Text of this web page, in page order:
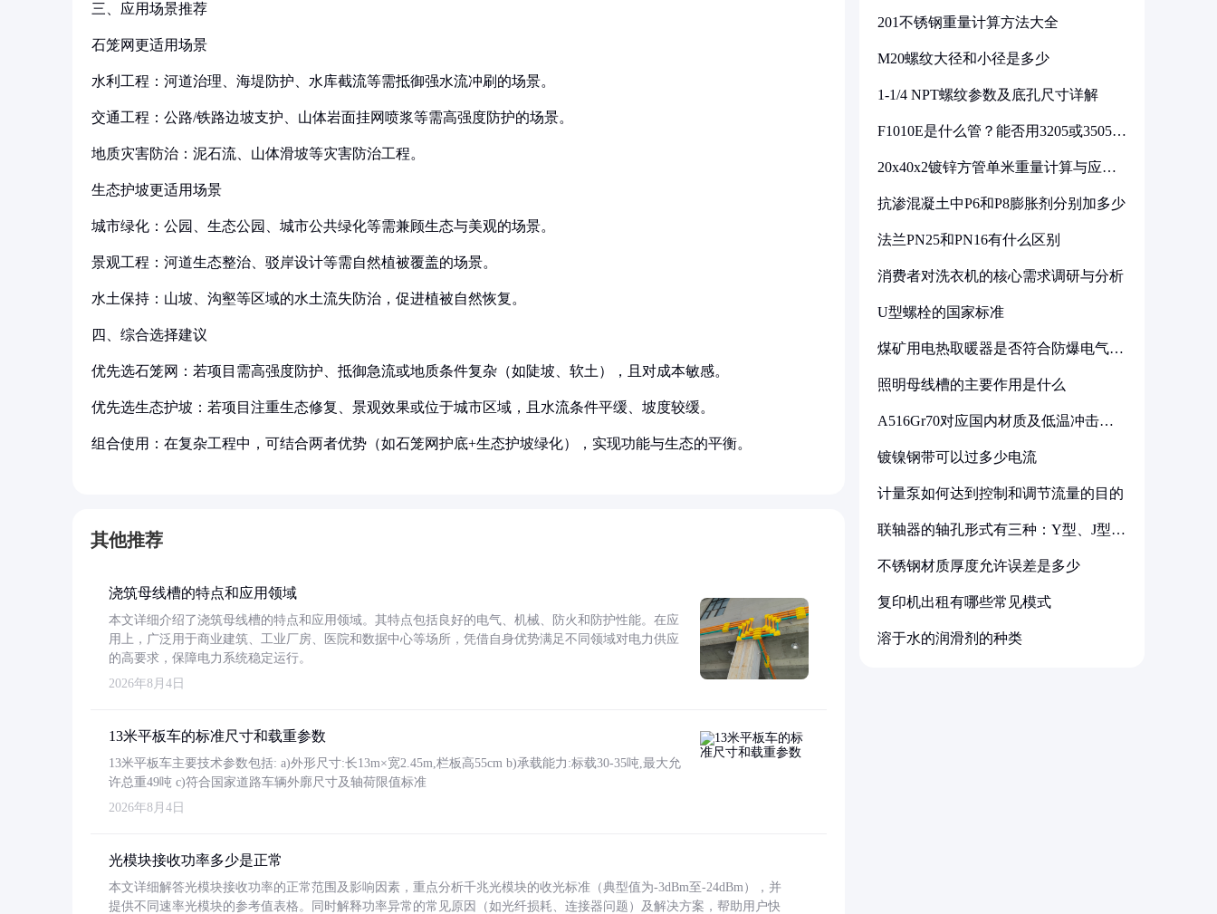
三、应用场景推荐
石笼网更适用场景
水利工程：河道治理、海堤防护、水库截流等需抵御强水流冲刷的场景。
交通工程：公路/铁路边坡支护、山体岩面挂网喷浆等需高强度防护的场景。
地质灾害防治：泥石流、山体滑坡等灾害防治工程。
生态护坡更适用场景
城市绿化：公园、生态公园、城市公共绿化等需兼顾生态与美观的场景。
景观工程：河道生态整治、驳岸设计等需自然植被覆盖的场景。
水土保持：山坡、沟壑等区域的水土流失防治，促进植被自然恢复。
四、综合选择建议
优先选石笼网：若项目需高强度防护、抵御急流或地质条件复杂（如陡坡、软土），且对成本敏感。
优先选生态护坡：若项目注重生态修复、景观效果或位于城市区域，且水流条件平缓、坡度较缓。
组合使用：在复杂工程中，可结合两者优势（如石笼网护底+生态护坡绿化），实现功能与生态的平衡。
其他推荐
浇筑母线槽的特点和应用领域
本文详细介绍了浇筑母线槽的特点和应用领域。其特点包括良好的电气、机械、防火和防护性能。在应
用上，广泛用于商业建筑、工业厂房、医院和数据中心等场所，凭借自身优势满足不同领域对电力供应
的高要求，保障电力系统稳定运行。
2026年8月4日
13米平板车的标准尺寸和载重参数
13米平板车主要技术参数包括: a)外形尺寸:长13m×宽2.45m,栏板高55cm b)承载能力:标载30-35吨,最大允
许总重49吨 c)符合国家道路车辆外廓尺寸及轴荷限值标准
2026年8月4日
光模块接收功率多少是正常
本文详细解答光模块接收功率的正常范围及影响因素，重点分析千兆光模块的收光标准（典型值为-3dBm至-24dBm），并
提供不同速率光模块的参考值表格。同时解释功率异常的常见原因（如光纤损耗、连接器问题）及解决方案，帮助用户快
201不锈钢重量计算方法大全
M20螺纹大径和小径是多少
1-1/4 NPT螺纹参数及底孔尺寸详解
F1010E是什么管？能否用3205或3505代
20x40x2镀锌方管单米重量计算与应用
抗渗混凝土中P6和P8膨胀剂分别加多少
法兰PN25和PN16有什么区别
消费者对洗衣机的核心需求调研与分析
U型螺栓的国家标准
煤矿用电热取暖器是否符合防爆电气设
照明母线槽的主要作用是什么
A516Gr70对应国内材质及低温冲击要
镀镍钢带可以过多少电流
计量泵如何达到控制和调节流量的目的
联轴器的轴孔形式有三种：Y型、J型、
不锈钢材质厚度允许误差是多少
复印机出租有哪些常见模式
溶于水的润滑剂的种类